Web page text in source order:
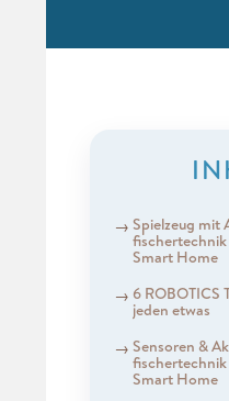
Spielzeug mit
fischertechnik
Smart Home
6 ROBOTICS
jeden etwas
Sensoren &
fischertechnik
Smart Home